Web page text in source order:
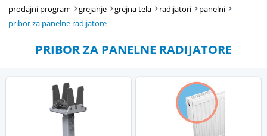
prodajni program grejanje grejna tela radijatori
panelni
pribor za panelne radijatore
PRIBOR ZA PANELNE RADIJATORE